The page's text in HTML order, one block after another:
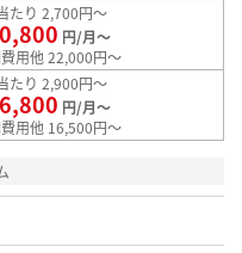
たり 2,700円～
円/月～
用他 22,000円～
たり 2,900円～
円/月～
用他 16,500円～